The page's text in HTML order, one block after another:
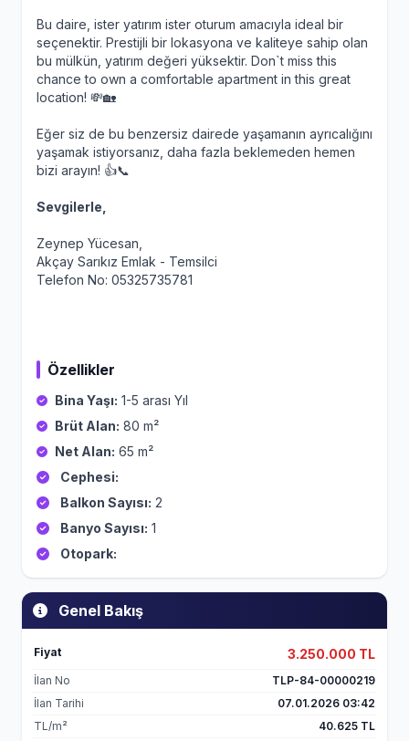
Genel Bakış
Fiyat 3.250.000 TL
İlan No
TLP-84-00000219
İlan Tarihi
07.01.2026 03:42
TL/m²
40.625 TL
Bu daire, ister yatırım ister oturum amacıyla ideal bir
seçenektir. Prestijli bir lokasyona ve kaliteye sahip olan
bu mülkün, yatırım değeri yüksektir. Don`t miss this
chance to own a comfortable apartment in this great
location! 💸🏡
Eğer siz de bu benzersiz dairede yaşamanın ayrıcalığını
yaşamak istiyorsanız, daha fazla beklemeden hemen
bizi arayın! 👍📞
Sevgilerle,
Zeynep Yücesan,
Akçay Sarıkız Emlak - Temsilci
Telefon No: 05325735781
Özellikler
Bina Yaşı: 1-5 arası Yıl
Brüt Alan: 80 m²
Net Alan: 65 m²
Cephesi:
Balkon Sayısı: 2
Banyo Sayısı: 1
Otopark: